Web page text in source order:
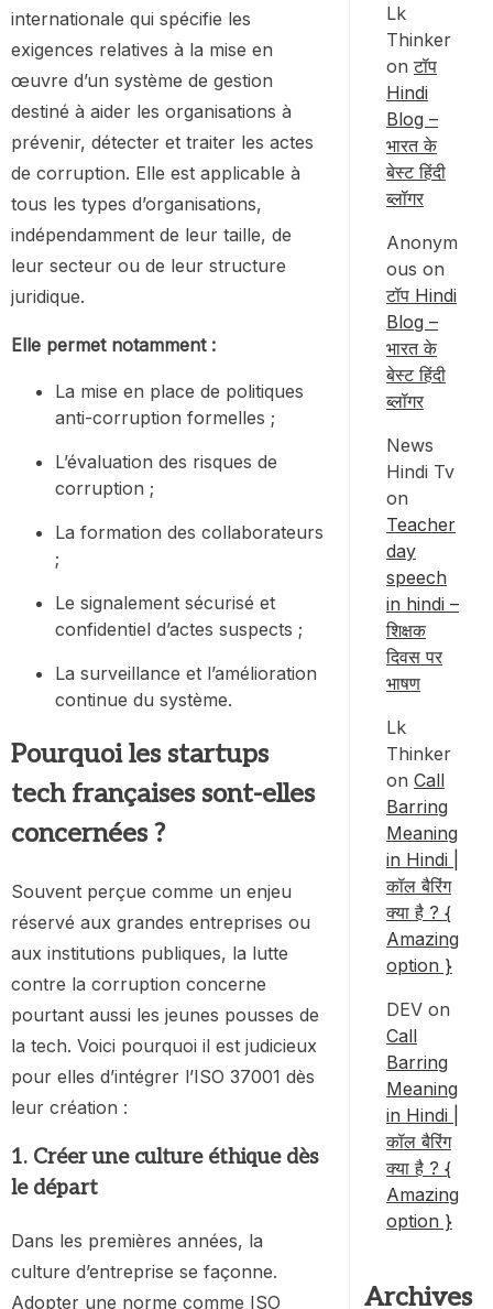
internationale qui spécifie les
exigences relatives à la mise en
œuvre d’un système de gestion
destiné à aider les organisations à
prévenir, détecter et traiter les actes
de corruption. Elle est applicable à
tous les types d’organisations,
indépendamment de leur taille, de
leur secteur ou de leur structure
juridique.
Elle permet notamment :
La mise en place de politiques
anti-corruption formelles ;
L’évaluation des risques de
corruption ;
La formation des collaborateurs
;
Le signalement sécurisé et
confidentiel d’actes suspects ;
La surveillance et l’amélioration
continue du système.
Pourquoi les startups
tech françaises sont-elles
concernées ?
Souvent perçue comme un enjeu
réservé aux grandes entreprises ou
aux institutions publiques, la lutte
contre la corruption concerne
pourtant aussi les jeunes pousses de
la tech. Voici pourquoi il est judicieux
pour elles d’intégrer l’ISO 37001 dès
leur création :
1. Créer une culture éthique dès
le départ
Dans les premières années, la
culture d’entreprise se façonne.
Adopter une norme comme ISO
Lk
Thinker
onटॉप
Hindi
Blog –
भारत के
बेस्ट हिंदी
ब्लॉगर
Anonym
ous on
टॉप Hindi
Blog –
भारत के
बेस्ट हिंदी
ब्लॉगर
News
Hindi Tv
on
Teacher
day
speech
in hindi –
शिक्षक
दिवस पर
भाषण
Lk
Thinker
on Call
Barring
Meaning
in Hindi |
कॉल बैरिंग
क्या है ? {
Amazing
option }
DEV on
Call
Barring
Meaning
in Hindi |
कॉल बैरिंग
क्या है ? {
Amazing
option }
Archives